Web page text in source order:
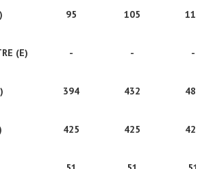
95 105 115
(E) - - -
394 432 483
425 425 425